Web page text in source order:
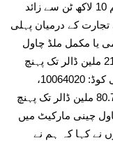
455 ملین ڈالر سے تجاوز کرگئیں جس کا حجم 10 لاکھ ٹن سے زائد
تجارت کے درمیان پہلی
یا مکمل ملڈ چاول
(کموڈٹی کوڈ: 10063020) کی درآمدات 211.88 ملین ڈالر تک پہنچ
گئیں جبکہ دو اقسام کے بروکن چاول (کموڈٹی کوڈ: 10064020،
10064080) بالترتیب 162.78 ملین ڈالر اور 80.74 ملین ڈالر تک پہنچ
چینی مارکیٹ میں
نے کہا کہ ہم نے